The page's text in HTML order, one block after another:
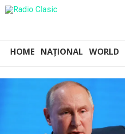
HOME NAȚIONAL WORLD